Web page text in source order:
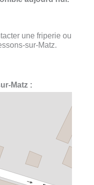
une friperie ou
sur-Matz.
Matz :